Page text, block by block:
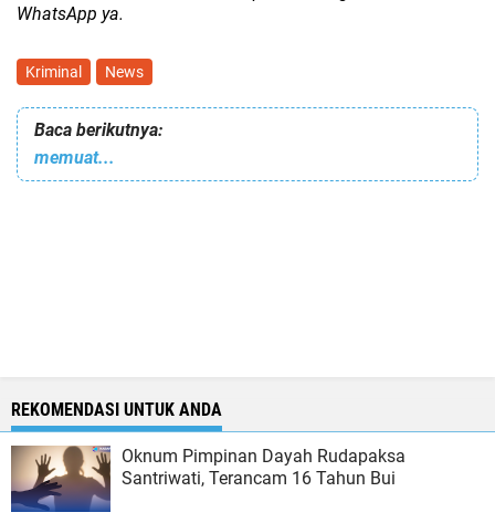
WhatsApp ya.
Kriminal News
Baca berikutnya:
memuat...
REKOMENDASI UNTUK ANDA
Oknum Pimpinan Dayah Rudapaksa
Santriwati, Terancam 16 Tahun Bui